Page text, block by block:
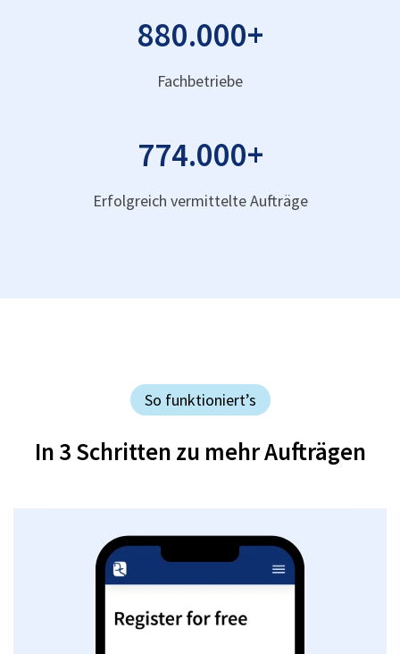
880.000+
Fachbetriebe
774.000+
Erfolgreich vermittelte Aufträge
So funktioniert’s
In 3 Schritten zu mehr Aufträgen